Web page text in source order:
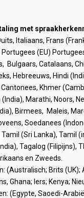
met
Italiaans, Frans
(EU)
Bulgaars, Catalaans,
Hebreeuws, Hindi
Khmer
Marathi, Noors,
Birmees, Maleis,
Soedanees
(Sri Lanka), Tamil
Tagalog (Filipijns),
en Zweeds.
(Australisch; Brits (UK);
Ghana; Iers; Kenya;
(Egypte, Saoedi-